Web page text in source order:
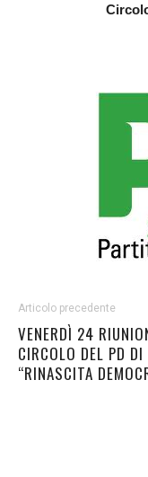
Articolo precedente
VENERDÌ 24
CIRCOLO DEL PD DI
“RINASCITA